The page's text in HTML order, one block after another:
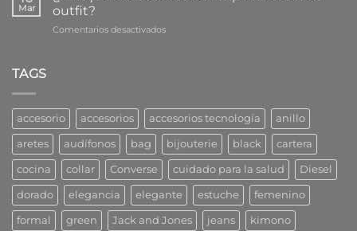
claves
Mar
outfit?
Comentarios desactivadosen
tu
outfit?
TAGS
accesorio accesorios accesorios tecnología anillo
aretes audífonos bag bijouterie black cartera
cocina collar Converse cuidado para la salud Diesel
dorado elegancia elegante estuche femenino
formal green Jack and Jones jeans kimono